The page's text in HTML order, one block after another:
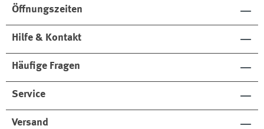
Öffnungszeiten
Hilfe & Kontakt
Häufige Fragen
Service
Versand